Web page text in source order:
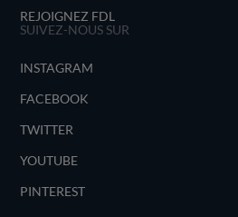
REJOIGNEZ FDL
SUIVEZ-NOUS SUR
INSTAGRAM
FACEBOOK
TWITTER
YOUTUBE
PINTEREST